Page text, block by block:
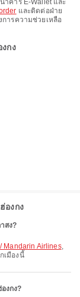
าคาร E-Wallet และ
และติดต่อฝ่าย
ารความช่วยเหลือ
กง
องกง
สง?
Mandarin Airlines,
เมืองนี้
งกง?